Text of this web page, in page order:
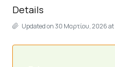
Details
Updated on 30 Μαρτίου, 2026 at